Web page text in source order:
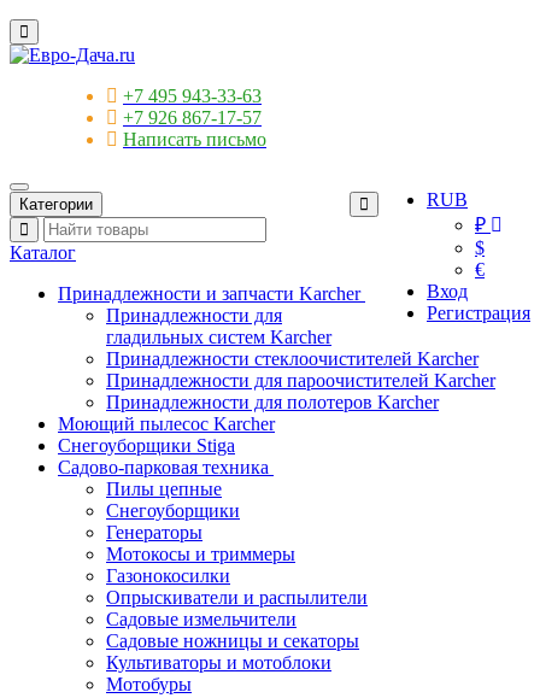
+7 495 943-33-63
+7 926 867-17-57
Написать письмо
RUB
₽
$
€
Вход
Регистрация
Категории
Каталог
Принадлежности и запчасти Karcher
Принадлежности для
гладильных систем Karcher
Принадлежности стеклоочистителей Karcher
Принадлежности для пароочистителей Karcher
Принадлежности для полотеров Karcher
Моющий пылесос Karcher
Снегоуборщики Stiga
Садово-парковая техника
Пилы цепные
Снегоуборщики
Генераторы
Мотокосы и триммеры
Газонокосилки
Опрыскиватели и распылители
Садовые измельчители
Садовые ножницы и секаторы
Культиваторы и мотоблоки
Мотобуры